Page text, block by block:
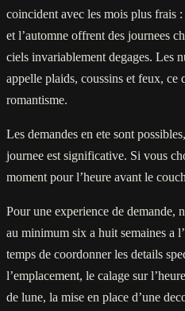
coincident avec les mois plus frais
et l’automne offrent des journees
ciels invariablement degages. Les
appelle plaids, coussins et feux, ce
romantisme.
Les demandes en ete sont
journee est significative. Si vous
moment pour l’heure avant le
Pour une experience de demande,
au minimum six a huit semaines a
temps de coordonner les details
l’emplacement, le calage sur
de lune, la mise en place d’une